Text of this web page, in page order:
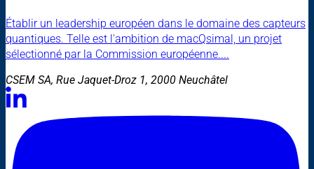
Établir un leadership européen dans le domaine des capteurs
quantiques. Telle est l'ambition de macQsimal, un projet
sélectionné par la Commission européenne....
CSEM SA, Rue Jaquet-Droz 1, 2000 Neuchâtel